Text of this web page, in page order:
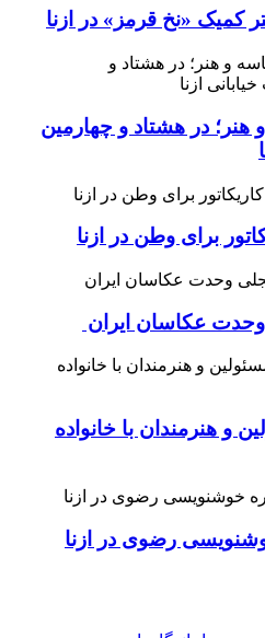
کمیک «نخ قرمز» در ازنا
هنر؛ در هشتاد و چهارمین
برای وطن در ازنا
عکاسان ایران
و هنرمندان با خانواده
رضوی در ازنا